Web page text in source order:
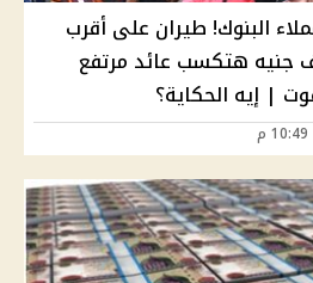
البنوك! طيران على أقرب
لو معاك 40 ألف جنيه هتكسب عائد مرتفع
| إيه الحكاية؟